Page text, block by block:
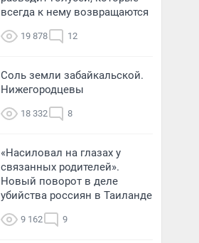
всегда к нему возвращаются
19 878 12
Соль земли забайкальской.
Нижегородцевы
18 332 8
«Насиловал на глазах у
связанных родителей».
Новый поворот в деле
убийства россиян в Таиланде
9 162 9